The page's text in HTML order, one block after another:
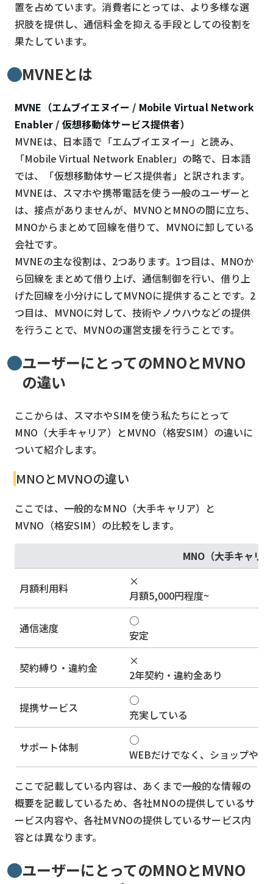
置を占めています。消費者にとっては、より多様な選
択肢を提供し、通信料金を抑える手段としての役割を
果たしています。
MVNEとは
MVNE（エムブイエヌイー / Mobile Virtual Network
Enabler / 仮想移動体サービス提供者）
MVNEは、日本語で「エムブイエヌイー」と読み、
「Mobile Virtual Network Enabler」の略で、日本語
では、「仮想移動体サービス提供者」と訳されます。
MVNEは、スマホや携帯電話を使う一般のユーザーと
は、接点がありませんが、MVNOとMNOの間に立ち、
MNOからまとめて回線を借りて、MVNOに卸している
会社です。
MVNEの主な役割は、2つあります。1つ目は、MNOか
ら回線をまとめて借り上げ、通信制御を行い、借り上
げた回線を小分けにしてMVNOに提供することです。2
つ目は、MVNOに対して、技術やノウハウなどの提供
を行うことで、MVNOの運営支援を行うことです。
ユーザーにとってのMNOとMVNO
の違い
ここからは、スマホやSIMを使う私たちにとって
MNO（大手キャリア）とMVNO（格安SIM）の違いに
ついて紹介します。
MNOとMVNOの違い
ここでは、一般的なMNO（大手キャリア）と
MVNO（格安SIM）の比較をします。
MNO（大手キャリ
月額利用料
×
月額5,000円程度~
通信速度
○
安定
契約縛り・違約金
×
2年契約・違約金あり
提携サービス
○
充実している
サポート体制
○
WEBだけでなく、ショップや電
ここで記載している内容は、あくまで一般的な情報の
概要を記載しているため、各社MNOの提供しているサ
ービス内容や、各社MVNOの提供しているサービス内
容とは異なります。
ユーザーにとってのMNOとMVNO